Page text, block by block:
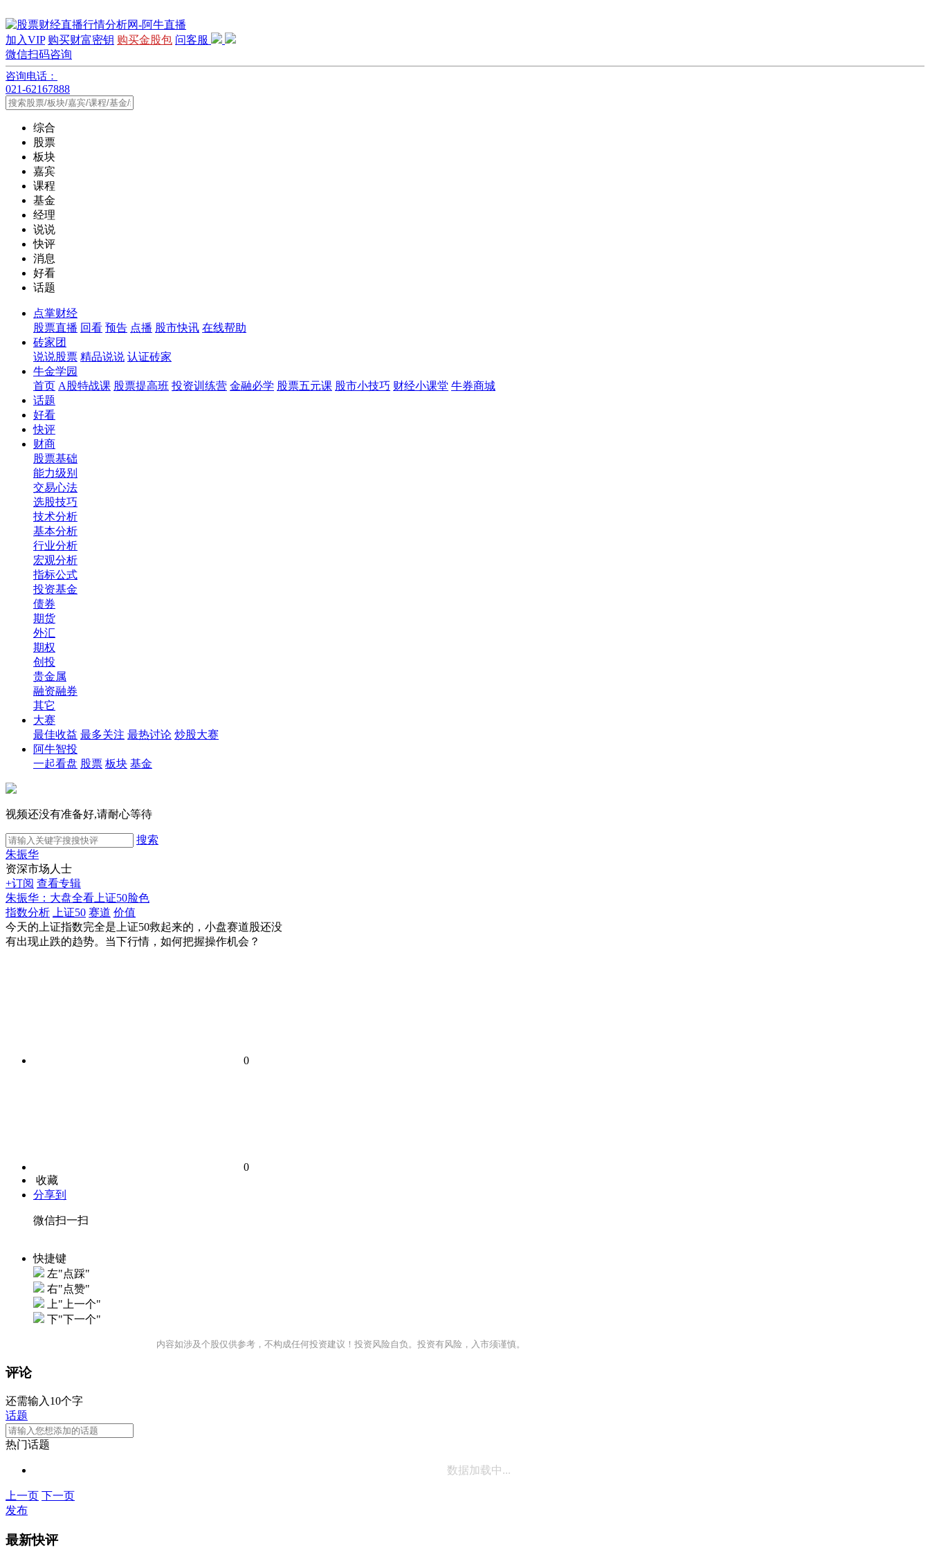
加入VIP 购买财富密钥 购买金股包 问客服
微信扫码咨询
咨询电话：
021-62167888
综合
股票
板块
嘉宾
课程
基金
经理
说说
快评
消息
好看
话题
点掌财经
股票直播 回看 预告 点播 股市快讯 在线帮助
砖家团
说说股票 精品说说 认证砖家
牛金学园
首页 A股特战课 股票提高班 投资训练营 金融必学 股票五元课 股市小技巧 财经小课堂 牛券商城
话题
好看
快评
财商
股票基础
能力级别
交易心法
选股技巧
技术分析
基本分析
行业分析
宏观分析
指标公式
投资基金
债券
期货
外汇
期权
创投
贵金属
融资融券
其它
大赛
最佳收益 最多关注 最热讨论 炒股大赛
阿牛智投
一起看盘 股票 板块 基金
视频还没有准备好,请耐心等待
搜索
朱振华
资深市场人士
+订阅 查看专辑
朱振华：大盘全看上证50脸色
指数分析
上证50 赛道 价值
今天的上证指数完全是上证50救起来的，小盘赛道股还没
有出现止跌的趋势。当下行情，如何把握操作机会？
0
0
收藏
分享到
微信扫一扫
快捷键
左"点踩"
右"点赞"
上"上一个"
下"下一个"
内容如涉及个股仅供参考，不构成任何投资建议！投资风险自负。投资有风险，入市须谨慎。
评论
还需输入10个字
话题
热门话题
数据加载中...
上一页 下一页
发布
最新快评